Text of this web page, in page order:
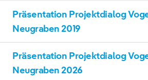
Präsentation Projektdialog
Neugraben 2019
Vogelkamp Neugraben
Präsentation Projektdialog
Neugraben 2026